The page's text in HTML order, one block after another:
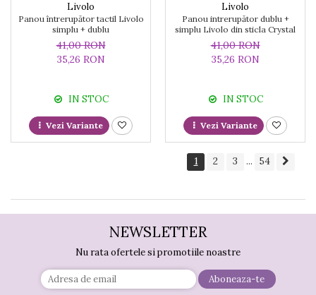
Livolo
Panou întrerupător tactil Livolo
simplu + dublu
41,00 RON
35,26 RON
IN STOC
Vezi Variante
Livolo
Panou intrerupător dublu +
simplu Livolo din sticla Crystal
41,00 RON
35,26 RON
IN STOC
Vezi Variante
1 2 3 ... 54
NEWSLETTER
Nu rata ofertele si promotiile noastre